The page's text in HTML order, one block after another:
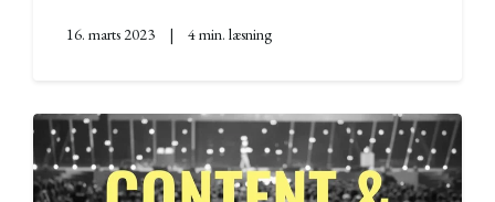
16. marts 2023 | 4 min. læsning